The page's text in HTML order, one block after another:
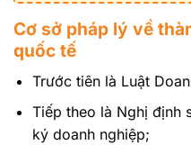
Cơ sở pháp lý về
quốc tế
Trước tiên là Luật
Tiếp theo là Nghị định
ký doanh nghiệp;